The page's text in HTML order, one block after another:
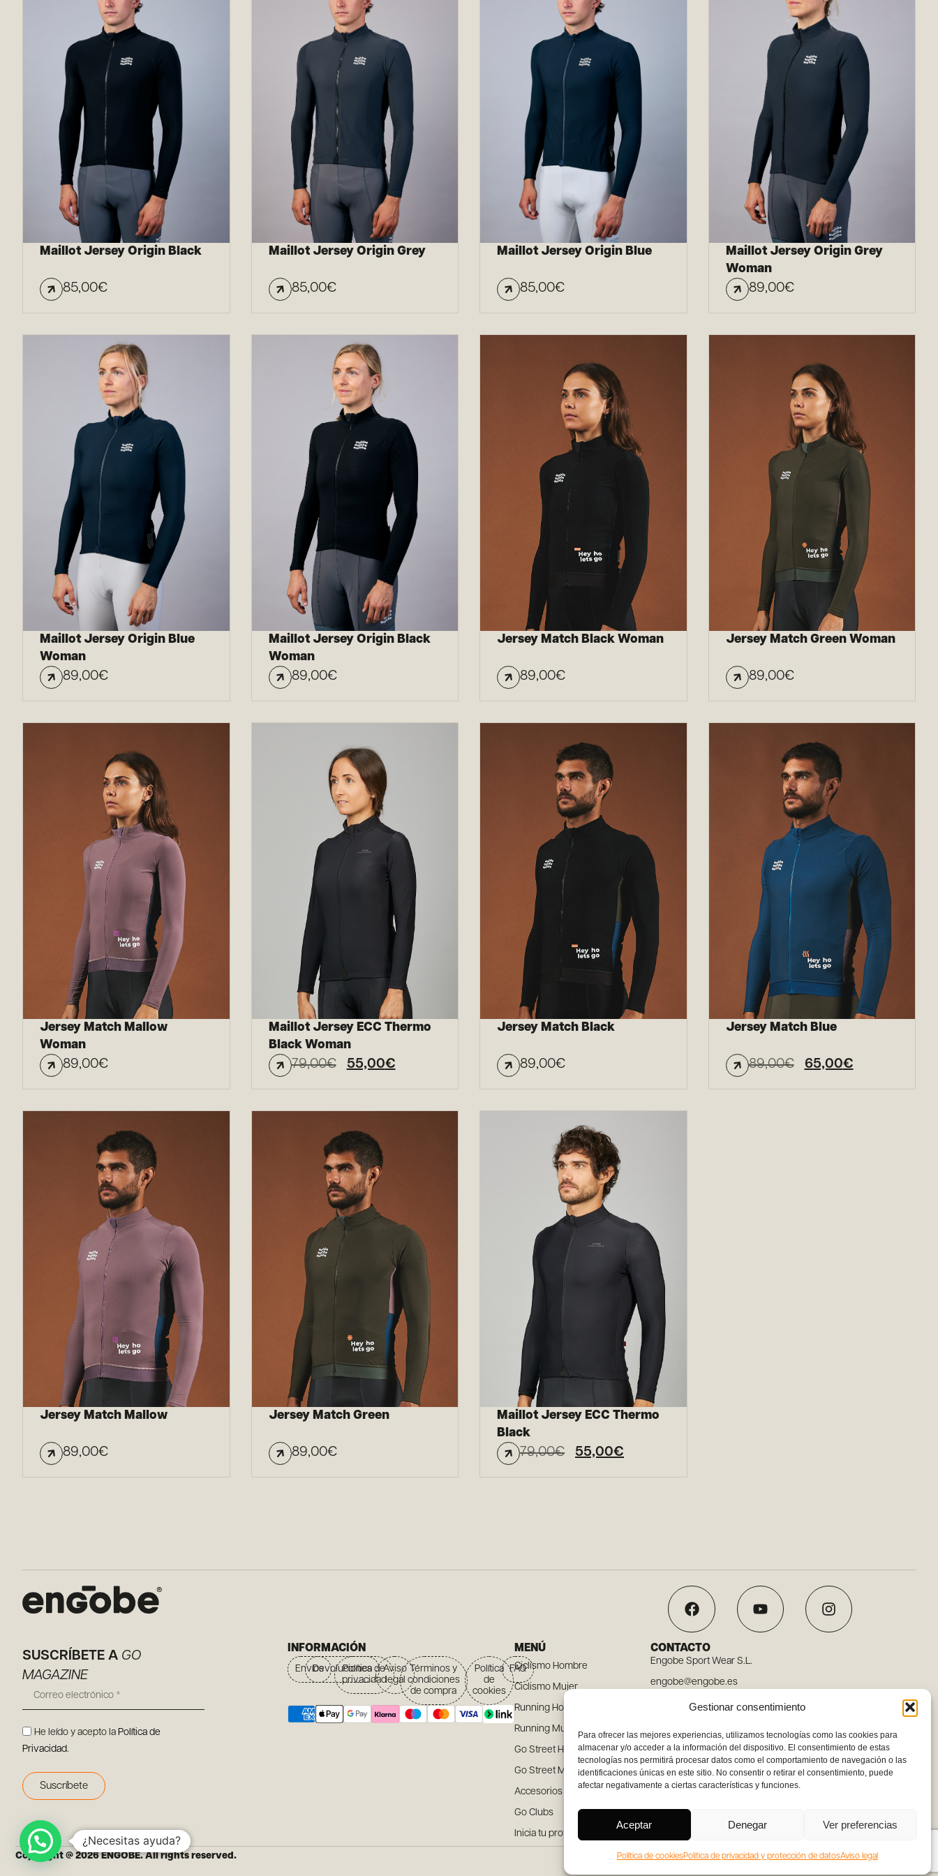
Gestionar consentimiento
Para ofrecer las mejores experiencias, utilizamos tecnologías como las cookies para
almacenar y/o acceder a la información del dispositivo. El consentimiento de estas
tecnologías nos permitirá procesar datos como el comportamiento de navegación o las
identificaciones únicas en este sitio. No consentir o retirar el consentimiento, puede
afectar negativamente a ciertas características y funciones.
Aceptar Denegar Ver preferencias
Política de cookiesPolítica de privacidad y protección de datosAviso legal
Maillot Jersey Origin Black
85,00€
Maillot Jersey Origin Grey
85,00€
Maillot Jersey Origin Blue
85,00€
Maillot Jersey Origin Grey
Woman
89,00€
Maillot Jersey Origin Blue
Woman
89,00€
Maillot Jersey Origin Black
Woman
89,00€
Jersey Match Black Woman
89,00€
Jersey Match Green Woman
89,00€
Jersey Match Mallow
Woman
89,00€
Maillot Jersey ECC Thermo
Black Woman
79,00€ 55,00€
Jersey Match Black
89,00€
Jersey Match Blue
89,00€ 65,00€
Jersey Match Mallow
89,00€
Jersey Match Green
89,00€
Maillot Jersey ECC Thermo
Black
79,00€ 55,00€
SUSCRÍBETE A GO
MAGAZINE
He leído y acepto la Política de
Privacidad.
Suscríbete
INFORMACIÓN
EnvíosDevoluciones
Política de
privacidad
Aviso
legal
Términos y
condiciones
de compra
Política
de
cookies
FAQ
MENÚ
Ciclismo Hombre
Ciclismo Mujer
Running Hombre
Running Mujer
Go Street Hombre
Go Street Mujer
Accesorios
Go Clubs
Inicia tu proyecto
CONTACTO
Engobe Sport Wear S.L.
engobe@engobe.es
Tel. 96 110 78 03
Copyright @ 2026 ENGOBE. All rights reserved.
¿Necesitas ayuda?